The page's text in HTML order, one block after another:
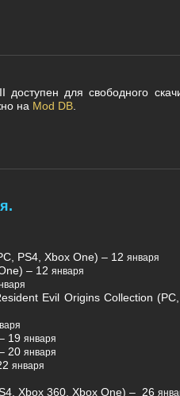
для свободного
на Mod DB
PS4, Xbox One) – 12 января
– 12 января
Evil Origins Collection
19 января
20 января
января
Xbox 360, Xbox One) – 26